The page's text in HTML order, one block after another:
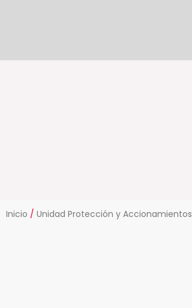
Inicio / Unidad Protección y Accionamientos